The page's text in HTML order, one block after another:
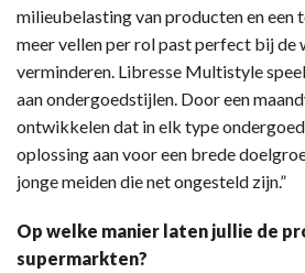
milieubelasting van producten en een
meer vellen per rol past perfect bij de
verminderen. Libresse Multistyle
aan ondergoedstijlen. Door een
ontwikkelen dat in elk type
oplossing aan voor een brede
jonge meiden die net ongesteld zijn.”
Op welke manier laten jullie de
supermarkten?